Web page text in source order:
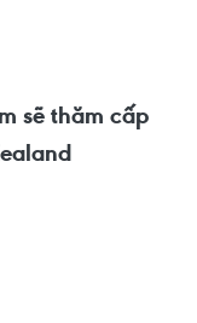
sẽ thăm cấp